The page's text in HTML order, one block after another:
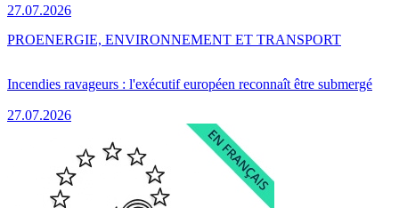
27.07.2026
Incendies ravageurs : l'exécutif européen reconnaît être submergé
27.07.2026
PROENERGIE, ENVIRONNEMENT ET TRANSPORT